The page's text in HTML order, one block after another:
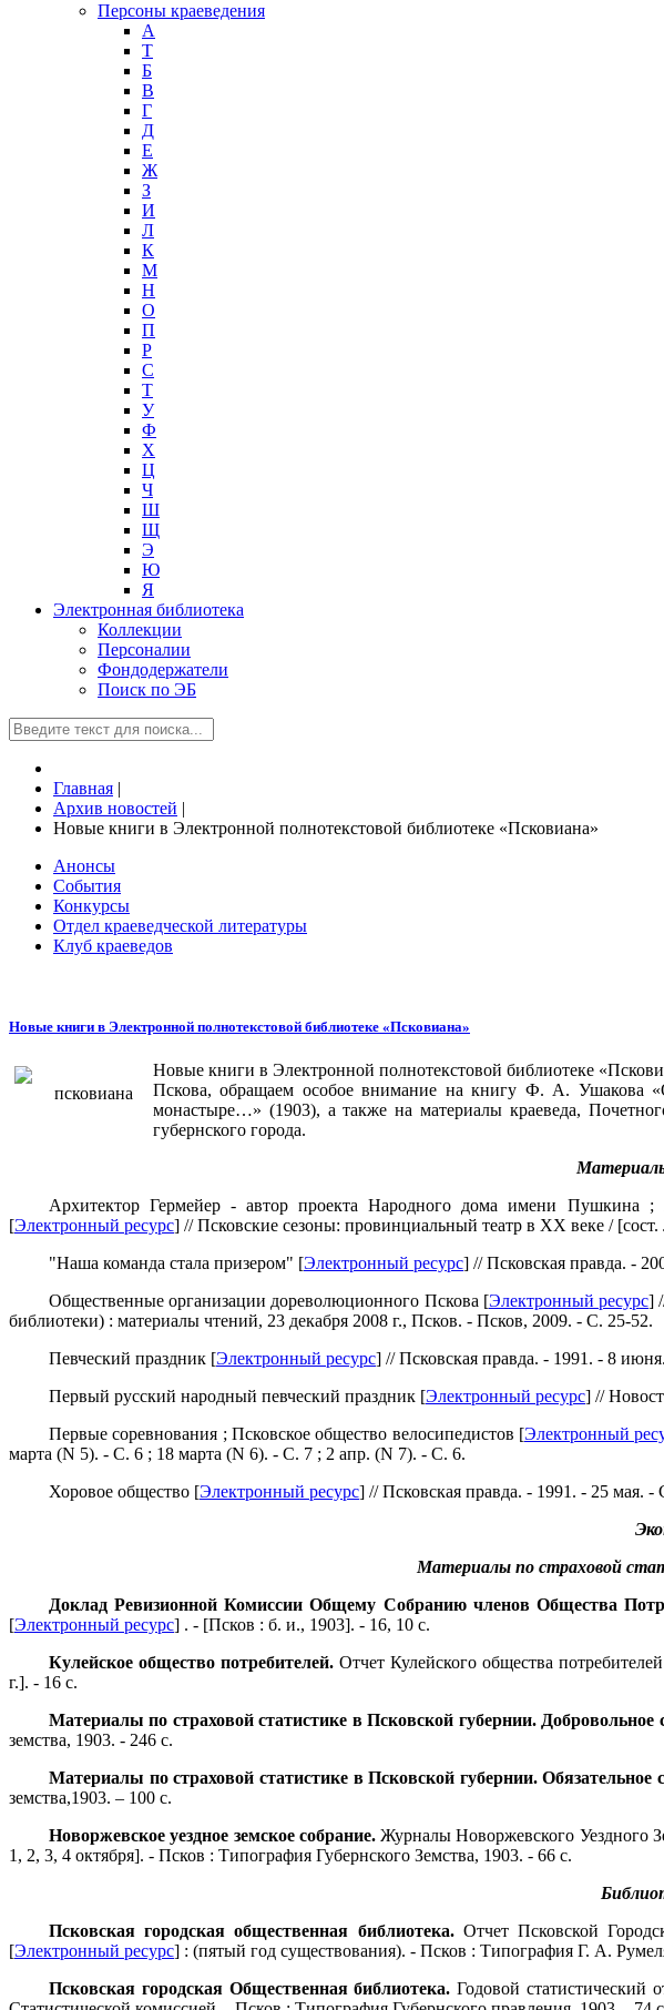
Персоны краеведения
А
T
Б
В
Г
Д
Е
Ж
З
И
Л
К
М
Н
О
П
Р
С
Т
У
Ф
Х
Ц
Ч
Ш
Щ
Э
Ю
Я
Электронная библиотека
Коллекции
Персоналии
Фондодержатели
Поиск по ЭБ
Главная |
Архив новостей |
Новые книги в Электронной полнотекстовой библиотеке «Псковиана»
Анонсы
События
Конкурсы
Отдел краеведческой литературы
Клуб краеведов
Новые книги в Электронной полнотекстовой библиотеке «Псковиана»
Новые книги в Электронной полнотекстовой библиотеке
Пскова, обращаем особое внимание на книгу Ф. А. Ушакова
монастыре…» (1903), а также на материалы краеведа,
губернского города.
Архитектор Гермейер - автор проекта Народного дома имени Пушкина ;
[Электронный ресурс] // Псковские сезоны: провинциальный театр в ХХ веке /
"Наша команда стала призером" [Электронный ресурс] // Псковская правда. -
Общественные организации дореволюционного Пскова [Электронный ресурс]
библиотеки) : материалы чтений, 23 декабря 2008 г., Псков. - Псков, 2009. - С. 25-52.
Певческий праздник [Электронный ресурс] // Псковская правда. - 1991. - 8
Первый русский народный певческий праздник [Электронный ресурс] //
Первые соревнования ; Псковское общество велосипедистов [Электронный
марта (N 5). - С. 6 ; 18 марта (N 6). - С. 7 ; 2 апр. (N 7). - С. 6.
Хоровое общество [Электронный ресурс] // Псковская правда. - 1991. - 25 мая. -
Материалы по страховой
Доклад Ревизионной Комиссии Общему Собранию членов Общества
[Электронный ресурс] . - [Псков : б. и., 1903]. - 16, 10 с.
Кулейское общество потребителей. Отчет Кулейского общества
г.]. - 16 с.
Материалы по страховой статистике в Псковской губернии. Добровольное
земства, 1903. - 246 с.
Материалы по страховой статистике в Псковской губернии. Обязательное
земства,1903. – 100 с.
Новоржевское уездное земское собрание.Журналы Новоржевского Уездного
1, 2, 3, 4 октября]. - Псков : Типография Губернского Земства, 1903. - 66 с.
Псковская городская общественная библиотека.Отчет Псковской
[Электронный ресурс] : (пятый год существования). - Псков : Типография Г. А.
Псковская городская Общественная библиотека. Годовой статистический